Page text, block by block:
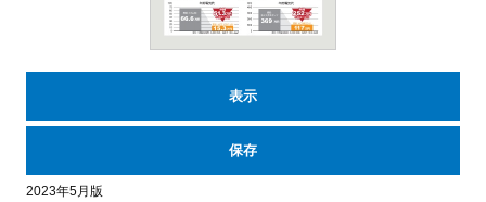
表示
保存
2023年5月版